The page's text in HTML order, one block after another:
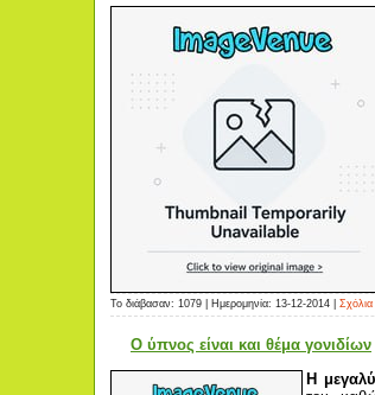
Το διάβασαν: 1079 | Ημερομηνία: 13-12-2014
O ύπνος είναι και θέμα γονιδίων
Η